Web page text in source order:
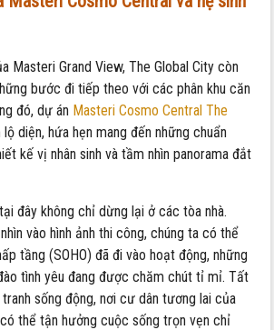
Masteri Grand View, The Global City còn
bước đi tiếp theo với các phân khu căn
đó, dự án Masteri Cosmo Central The
lộ diện, hứa hẹn mang đến những chuẩn
kế vị nhân sinh và tầm nhìn panorama đắt
đây không chỉ dừng lại ở các tòa nhà.
vào hình ảnh thi công, chúng ta có thể
tầng (SOHO) đã đi vào hoạt động, những
tình yêu đang được chăm chút tỉ mỉ. Tất
sống động, nơi cư dân tương lai của
thể tận hưởng cuộc sống trọn vẹn chỉ